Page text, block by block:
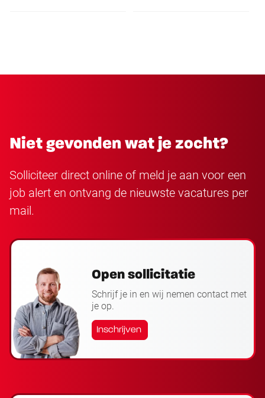
Niet gevonden wat je zocht?
Solliciteer direct online of meld je aan voor een
job alert en ontvang de nieuwste vacatures per
mail.
Open sollicitatie
Schrijf je in en wij nemen contact met
je op.
Inschrijven